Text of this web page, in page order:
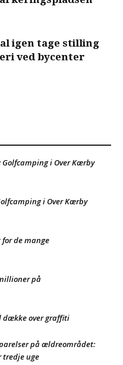
igen tage stilling
ved bycenter
i Over Kærby
i Over Kærby
de mange
på
dække over graffiti
på ældreområdet:
tredje uge